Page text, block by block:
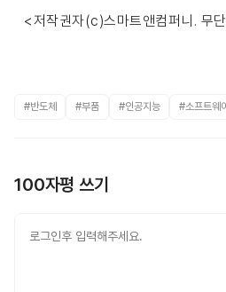
<저작권자(c)스마트앤컴퍼니. 무
#반도체 #부품 #인공지능 #소프트웨
100자평 쓰기